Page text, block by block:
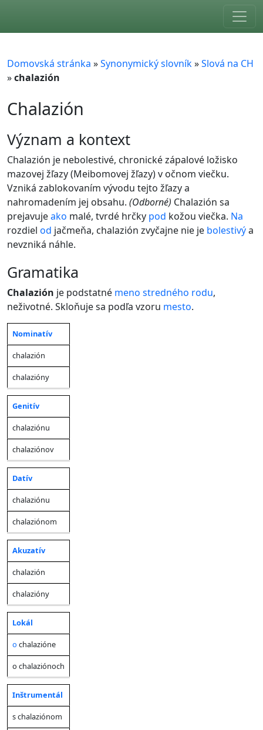
Domovská stránka »Synonymický slovník»Slová na CH
»chalazión
Chalazión
význam a kontext
Chalazión je nebolestivé, chronické zápalové ložisko
mazovej žľazy (Meibomovej žľazy) v očnom viečku.
Vzniká zablokovaním vývodu tejto žľazy a
nahromadením jej obsahu. (Odborné) Chalazión sa
prejavujeako malé, tvrdé hrčky pod kožou viečka. Na
rozdiel od jačmeňa, chalazión zvyčajne nie je bolestivýa
nevzniká náhle.
gramatika
Chalazión je podstatné meno stredného rodu,
neživotné. Skloňuje sa podľa vzoru mesto.
Pád
Jednotné
číslo
Nominatív
chalazión
chalazióny
Genitív
chalaziónu
chalaziónov
Datív
chalaziónu
chalaziónom
Akuzatív
chalazión
chalazióny
Lokál
o chalazióne
o chalaziónoch
Inštrumentál
s chalaziónom